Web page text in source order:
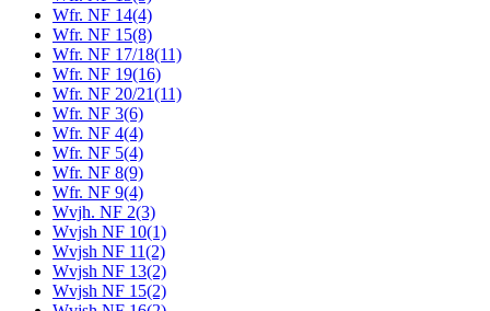
Wfr. NF 14(4)
Wfr. NF 15(8)
Wfr. NF 17/18(11)
Wfr. NF 19(16)
Wfr. NF 20/21(11)
Wfr. NF 3(6)
Wfr. NF 4(4)
Wfr. NF 5(4)
Wfr. NF 8(9)
Wfr. NF 9(4)
Wvjh. NF 2(3)
Wvjsh NF 10(1)
Wvjsh NF 11(2)
Wvjsh NF 13(2)
Wvjsh NF 15(2)